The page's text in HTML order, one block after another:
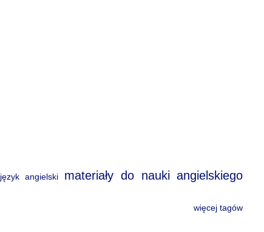
język angielski materiały do nauki angielskiego
więcej tagów